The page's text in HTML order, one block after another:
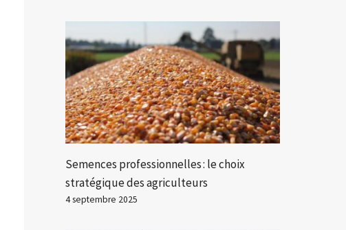
Semences professionnelles : le choix
stratégique des agriculteurs
4 septembre 2025